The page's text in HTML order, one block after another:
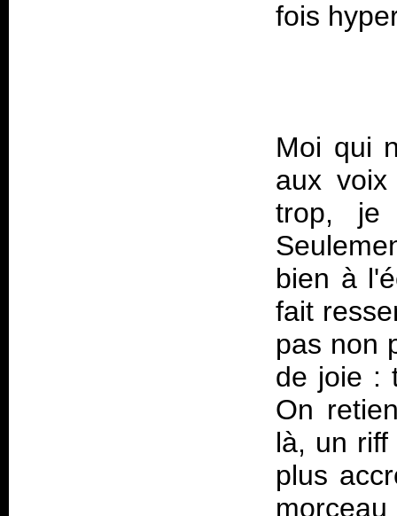
Moi qui
aux
trop, je
bien à
fait
pas non
de joie :
On
là, un
plus